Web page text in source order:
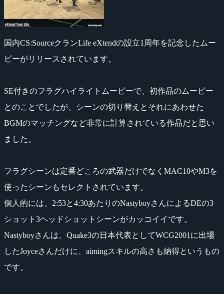
国内CS:SourceクランLife eXtendの設立1周年を記念したムー
ビーがリリースされています。
SE付きのフラグハイライトムービーで、初作品のムービー
とのことでしたが、シーンの切り替えとそれにあわせた
BGMのマッチングなど非常に計算されている作品だと思い
ました。
フラグシーンは定番どころの武器だけでなくMAC10やM3を
使ったシーンもセレクトされています。
個人的には、2:53と4:30あたりのNastyboyさんによるDEの3
ショット3ヘッドショットシーンがカッコイイです。
Nastyboyさんは、Quake3の日本代表としてWCG2001に出場
したJoyceさんだけに、aimingスキルの高さも納得というもの
です。